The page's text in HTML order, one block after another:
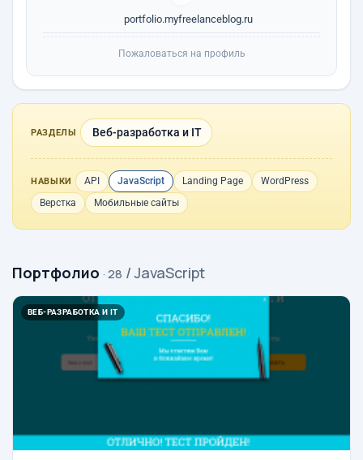
portfolio.myfreelanceblog.ru
Пожаловаться на профиль
РАЗДЕЛЫ Веб-разработка и IT
НАВЫКИ API JavaScript Landing Page
WordPress
Верстка
Мобильные сайты
Портфолио · 28 / JavaScript
ВЕБ-РАЗРАБОТКА И IT